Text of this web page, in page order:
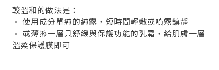
較溫和的做法是：
• 使用成分單純的純露，短時間輕敷或噴霧鎮靜
• 或薄擦一層具舒緩與保護功能的乳霜，給肌膚一層
溫柔保護膜即可